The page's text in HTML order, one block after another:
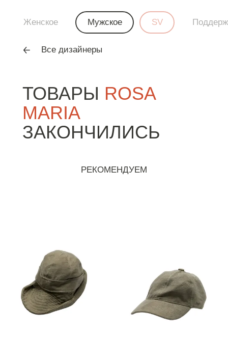
ТОВАРЫ ROSA
MARIA
ЗАКОНЧИЛИСЬ
РЕКОМЕНДУЕМ
Женское Мужское SV
Все дизайнеры